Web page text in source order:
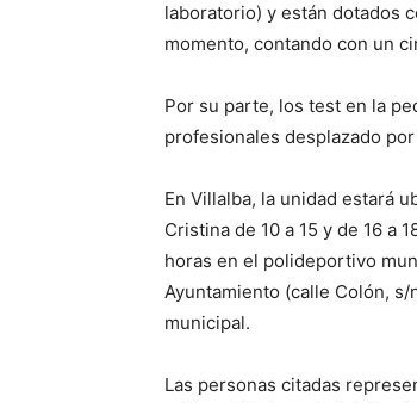
laboratorio) y están dotados
momento, contando con un
Por su parte, los test en la
profesionales desplazado
En Villalba, la unidad estará
Cristina de 10 a 15 y de 16 a
horas en el polideportivo
Ayuntamiento (calle Colón,
municipal.
Las personas citadas